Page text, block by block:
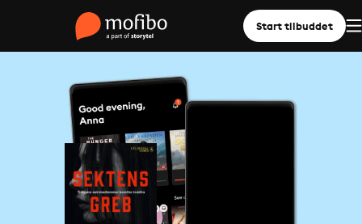
Start tilbuddet